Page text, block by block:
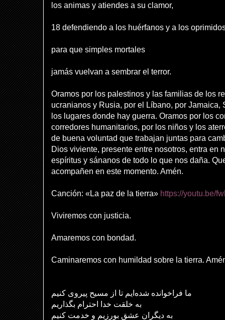
los animas y atiendes a su clamor,
18 defendiendo a los huérfanos y a los
para que simples mortales
jamás vuelvan a sembrar el terror.
Oramos por los palestinos y las familias de los
ucranianos y Rusia, por el Líbano, por Jamaica,
los lugares donde hay guerra. Oramos por los
corredores humanitarios, por los niños y los
de buena voluntad que trabajan juntas para
Dios viviente, presente entre nosotros, entra en
espíritus y sánanos de todo lo que nos daña.
acompañen en este momento. Amén.
Canción: «La paz de la tierra» https://youtu.be/
Viviremos con justicia.
Amaremos con bondad.
Caminaremos con humildad sobre la tierra.
ما فراخوانده شده‌ایم تا از مسیح پیروی کنیم
به خلقت خدا احترام بگذاریم
به دیگران عشق بورزیم و خدمت کنیم